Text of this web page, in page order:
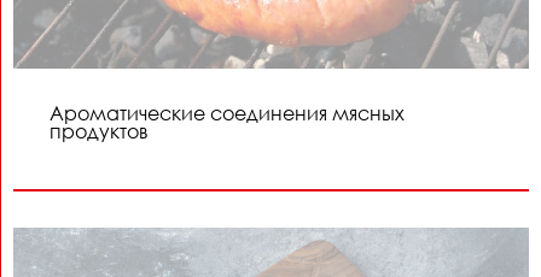
Ароматические соединения мясных
продуктов